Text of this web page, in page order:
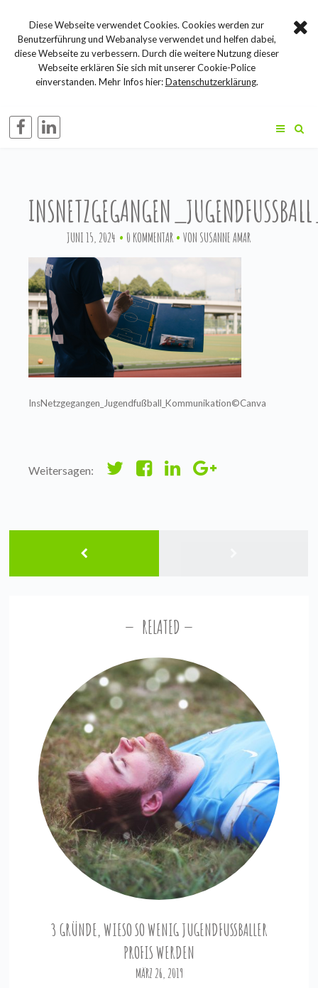
JUNI 15, 2024 0 KOMMENTAR VON SUSANNE AMAR
InsNetzgegangen_Jugendfußball_Kommunikation©Canva
Weitersagen:
RELATED
3 GRÜNDE, WIESO SO WENIG JUGENDFUSSBALLER P
ROFIS WERDEN
MÄRZ 26, 2019
Diese Webseite verwendet Cookies. Cookies werden zur
Benutzerführung und Webanalyse verwendet und helfen dabei,
diese Webseite zu verbessern. Durch die weitere Nutzung dieser
Webseite erklären Sie sich mit unserer Cookie-Police
einverstanden. Mehr Infos hier:Datenschutzerklärung.